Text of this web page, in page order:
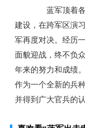
蓝军顶着各
建设，在跨军区演
军再度对决。经历
面貌迎战，终不负
年来的努力和成绩
作为一个全新的兵
并得到广大官兵的认